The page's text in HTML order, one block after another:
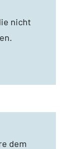
nicht
dem